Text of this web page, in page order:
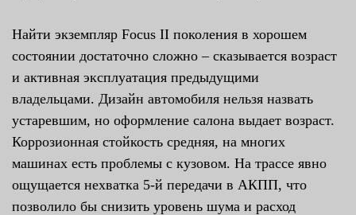
Найти экземпляр Focus II поколения в хорошем
состоянии достаточно сложно – сказывается возраст
и активная эксплуатация предыдущими
владельцами. Дизайн автомобиля нельзя назвать
устаревшим, но оформление салона выдает возраст.
Коррозионная стойкость средняя, на многих
машинах есть проблемы с кузовом. На трассе явно
ощущается нехватка 5-й передачи в АКПП, что
позволило бы снизить уровень шума и расход